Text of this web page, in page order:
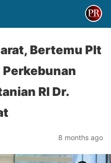
Bertemu Plt
RI Dr.
8 months ago